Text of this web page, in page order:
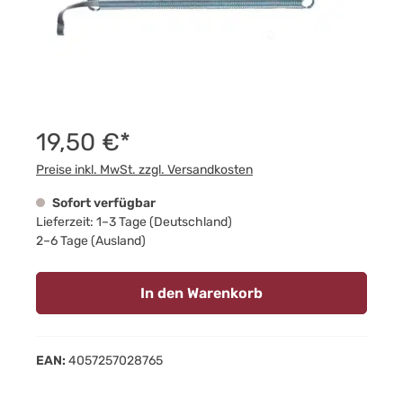
19,50 €*
Preise inkl. MwSt. zzgl. Versandkosten
Sofort verfügbar
Lieferzeit: 1–3 Tage (Deutschland)
2–6 Tage (Ausland)
In den Warenkorb
EAN: 4057257028765